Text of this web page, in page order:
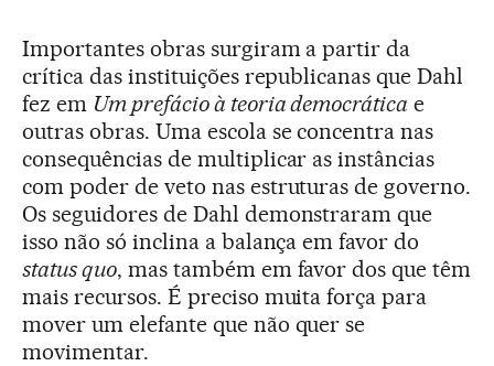
Importantes obras surgiram a partir da
crítica das instituições republicanas que Dahl
fez em Um prefácio à teoria democrática e
outras obras. Uma escola se concentra nas
consequências de multiplicar as instâncias
com poder de veto nas estruturas de governo.
Os seguidores de Dahl demonstraram que
isso não só inclina a balança em favor do
status quo, mas também em favor dos que têm
mais recursos. É preciso muita força para
mover um elefante que não quer se
movimentar.